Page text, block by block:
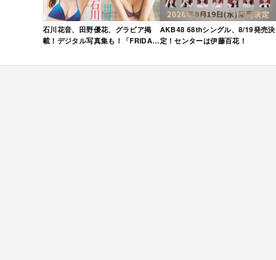
石川花音、田野優花、グラビア掲
載！デジタル写真集も！「FRIDAY
発売！
AKB48 68thシングル、8/19発売決
定！センターは伊藤百花！